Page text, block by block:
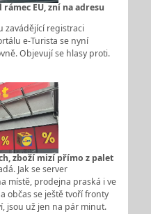
EU, zní na adresu
zavádějící registraci
e-Turista se nyní
Objevují se hlasy proti.
zboží mizí přímo z palet
Jak se server
místě, prodejna praská i ve
občas se ještě tvoří fronty
jsou už jen na pár minut.